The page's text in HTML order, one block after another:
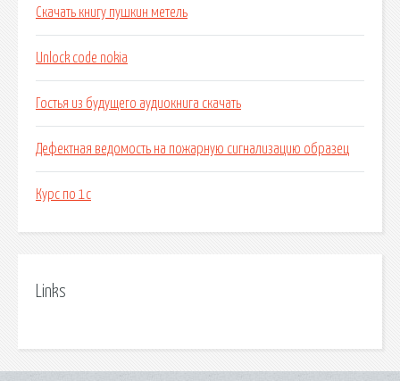
Скачать книгу пушкин метель
Unlock code nokia
Гостья из будущего аудиокнига скачать
Дефектная ведомость на пожарную сигнализацию образец
Курс по 1с
Links